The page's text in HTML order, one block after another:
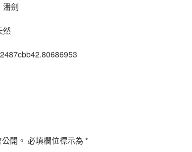
潘劍
然
開。 必填欄位標示為 *